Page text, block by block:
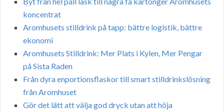
koncentrat
Aromhusets stilldrink på tapp: bättre logistik, bättre
ekonomi
Aromhusets Stilldrink: Mer Plats i Kylen, Mer Pengar
på Sista Raden
Från dyra enportionsflaskor till smart stilldrinkslösning
från Aromhuset
Gör det lätt att välja god dryck utan att höja